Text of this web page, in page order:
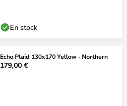
En stock
Echo Plaid 130x170 Yellow - Northern
179,00 €